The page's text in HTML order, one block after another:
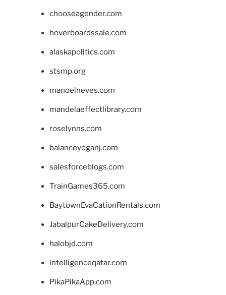
chooseagender.com
hoverboardssale.com
alaskapolitics.com
stsmp.org
manoelneves.com
mandelaeffectlibrary.com
roselynns.com
balanceyoganj.com
salesforceblogs.com
TrainGames365.com
BaytownEvaCationRentals.com
JabalpurCakeDelivery.com
halobjd.com
intelligenceqatar.com
PikaPikaApp.com